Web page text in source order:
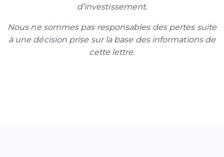
d’investissement.
Nous ne sommes pas responsables des pertes suite
à une décision prise sur la base des informations de
cette lettre.